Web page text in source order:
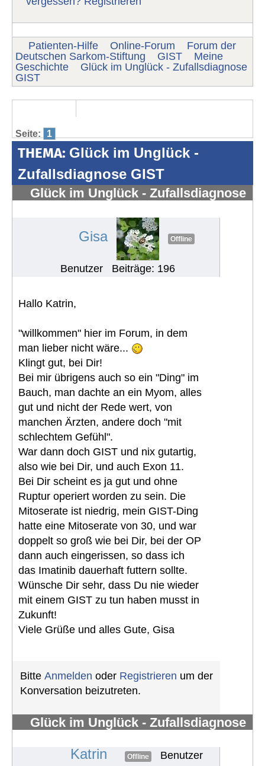
Patienten-Hilfe Online-Forum
Forum der
Deutschen Sarkom-Stiftung
GIST
Meine
Geschichte
Glück im Unglück - Zufallsdiagnose
GIST
Seite: 1
THEMA: Glück im Unglück -
Zufallsdiagnose GIST
Glück im Unglück - Zufallsdiagnose
Gisa Offline
Benutzer Beiträge: 196
Hallo Katrin,
"willkommen" hier im Forum, in dem
man lieber nicht wäre...
Klingt gut, bei Dir!
Bei mir übrigens auch so ein "Ding" im
Bauch, man dachte an ein Myom, alles
gut und nicht der Rede wert, von
manchen Ärzten, andere doch "mit
schlechtem Gefühl".
War dann doch GIST und nix gutartig,
also wie bei Dir, und auch Exon 11.
Bei Dir scheint es ja gut und ohne
Ruptur operiert worden zu sein. Die
Mitoserate ist niedrig, mein GIST-Ding
hatte eine Mitoserate von 30, und war
doppelt so groß wie bei Dir, bei der OP
dann auch eingerissen, so dass ich
das Imatinib dauerhaft futtern sollte.
Wünsche Dir sehr, dass Du nie wieder
mit einem GIST zu tun haben musst in
Zukunft!
Viele Grüße und alles Gute, Gisa
Bitte Anmelden oder Registrieren um der
Konversation beizutreten.
Glück im Unglück - Zufallsdiagnose
Katrin Offline
Benutzer